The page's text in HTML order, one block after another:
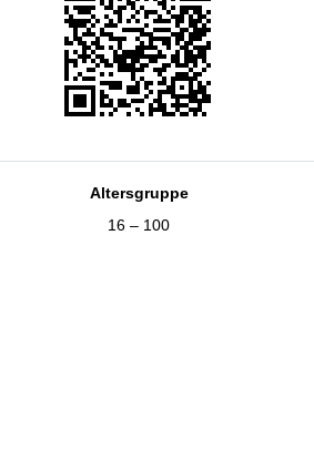
Altersgruppe
16 – 100